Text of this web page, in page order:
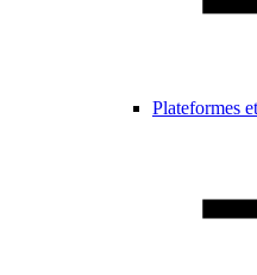
Plateformes